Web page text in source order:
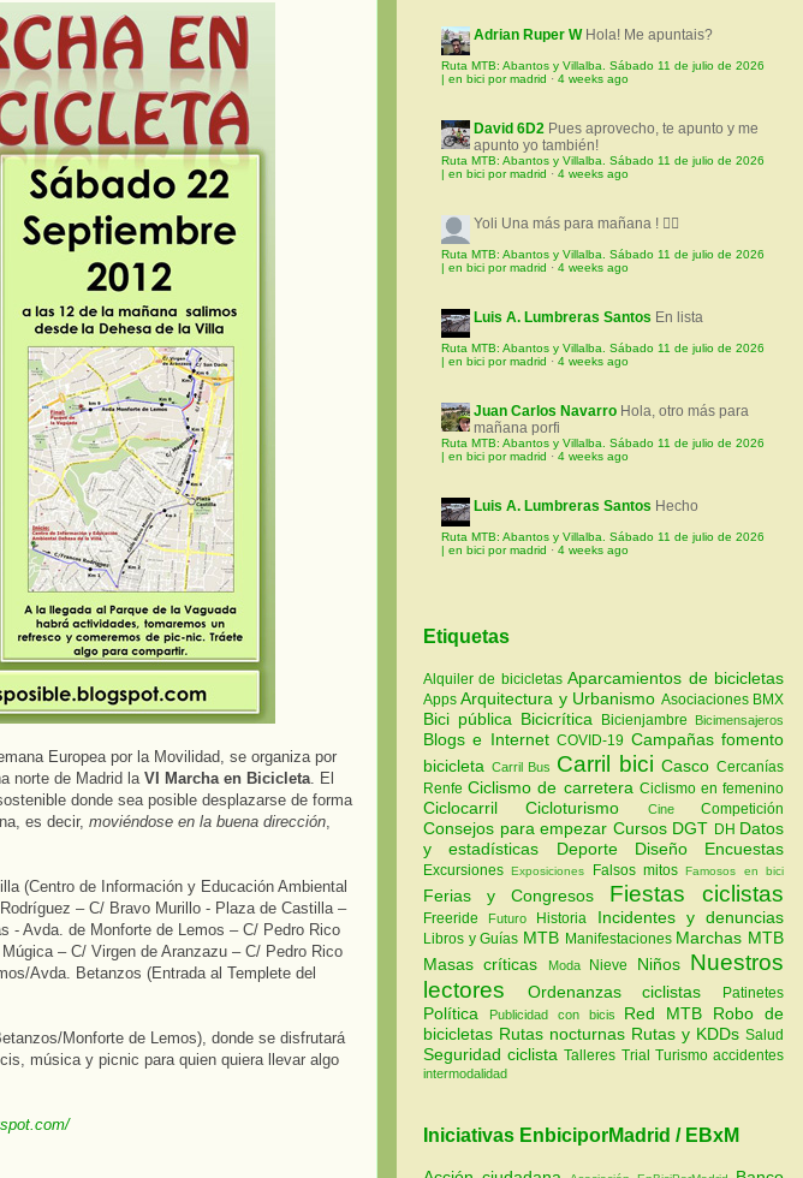
Europea por la Movilidad, se organiza por
norte de Madrid la VI Marcha en Bicicleta . El
donde sea posible desplazarse de forma
es decir, moviéndose en la buena dirección
(Centro de Información y Educación Ambiental
– C/ Bravo Murillo - Plaza de Castilla –
- Avda. de Monforte de Lemos – C/ Pedro Rico
– C/ Virgen de Aranzazu – C/ Pedro Rico
Avda. Betanzos (Entrada al Templete del
Monforte de Lemos), donde se disfrutará
música y picnic para quien quiera llevar algo
Adrian Ruper W Hola! Me apuntais?
Ruta MTB: Abantos y Villalba. Sábado 11 de julio de 2026
| en bici por madrid · 4 weeks ago
David 6D2 Pues aprovecho, te apunto y me
apunto yo también!
Ruta MTB: Abantos y Villalba. Sábado 11 de julio de 2026
| en bici por madrid · 4 weeks ago
Yoli Una más para mañana ! 🚵‍♀️
Ruta MTB: Abantos y Villalba. Sábado 11 de julio de 2026
| en bici por madrid · 4 weeks ago
Luis A. Lumbreras Santos En lista
Ruta MTB: Abantos y Villalba. Sábado 11 de julio de 2026
| en bici por madrid · 4 weeks ago
Juan Carlos Navarro Hola, otro más para
mañana porfi
Ruta MTB: Abantos y Villalba. Sábado 11 de julio de 2026
| en bici por madrid · 4 weeks ago
Luis A. Lumbreras Santos Hecho
Ruta MTB: Abantos y Villalba. Sábado 11 de julio de 2026
| en bici por madrid · 4 weeks ago
Etiquetas
Alquiler de bicicletasAparcamientos de bicicletas
AppsArquitectura y Urbanismo Asociaciones BMX
Bici pública Bicicrítica Bicienjambre Bicimensajeros
Blogs e InternetCOVID-19 Campañas fomento
bicicleta Carril Bus Carril biciCascoCercanías
RenfeCiclismo de carretera Ciclismo en femenino
CiclocarrilCicloturismo CineCompetición
Consejos para empezar Cursos DGT DH Datos
y estadísticas Deporte Diseño Encuestas
ExcursionesExposiciones Falsos mitosFamosos en bici
Ferias y Congresos Fiestas ciclistas
Freeride Futuro Historia Incidentes y denuncias
Libros y Guías MTB Manifestaciones Marchas MTB
Masas críticas
Moda Nieve Niños Nuestros
lectores
Ordenanzas ciclistas Patinetes
Política Publicidad con bicis Red MTB Robo de
bicicletas Rutas nocturnas Rutas y KDDs Salud
Seguridad ciclistaTalleres Trial Turismoaccidentes
intermodalidad
Iniciativas EnbiciporMadrid / EBxM